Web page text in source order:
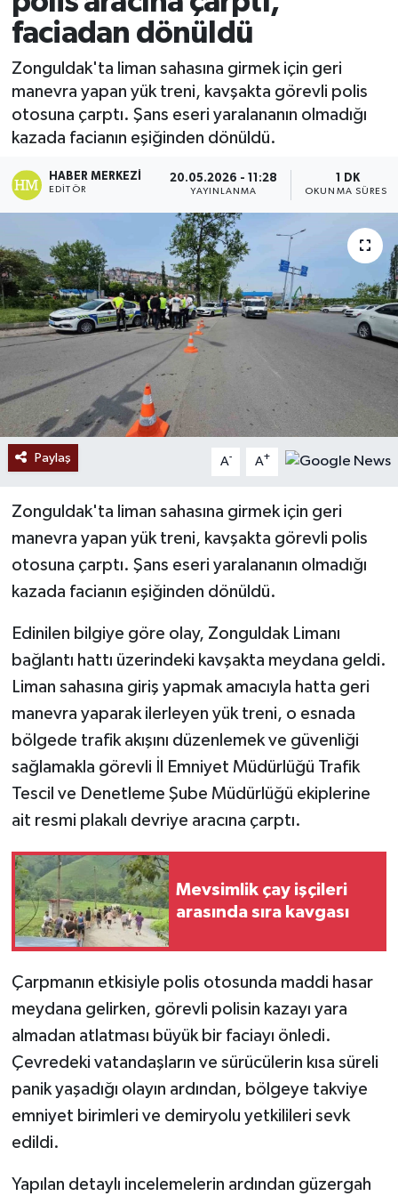
faciadan dönüldü
Zonguldak'ta liman sahasına girmek için geri
manevra yapan yük treni, kavşakta görevli polis
otosuna çarptı. Şans eseri yaralananın olmadığı
kazada facianın eşiğinden dönüldü.
HABER MERKEZI
EDITÖR
20.05.2026 - 11:28
YAYINLANMA
1 DK
OKUNMA SÜRESI
Paylaş A- A+
Zonguldak'ta liman sahasına girmek için geri
manevra yapan yük treni, kavşakta görevli polis
otosuna çarptı. Şans eseri yaralananın olmadığı
kazada facianın eşiğinden dönüldü.
Edinilen bilgiye göre olay, Zonguldak Limanı
bağlantı hattı üzerindeki kavşakta meydana geldi.
Liman sahasına giriş yapmak amacıyla hatta geri
manevra yaparak ilerleyen yük treni, o esnada
bölgede trafik akışını düzenlemek ve güvenliği
sağlamakla görevli İl Emniyet Müdürlüğü Trafik
Tescil ve Denetleme Şube Müdürlüğü ekiplerine
ait resmi plakalı devriye aracına çarptı.
Mevsimlik çay işçileri
arasında sıra kavgası
Çarpmanın etkisiyle polis otosunda maddi hasar
meydana gelirken, görevli polisin kazayı yara
almadan atlatması büyük bir faciayı önledi.
Çevredeki vatandaşların ve sürücülerin kısa süreli
panik yaşadığı olayın ardından, bölgeye takviye
emniyet birimleri ve demiryolu yetkilileri sevk
edildi.
Yapılan detaylı incelemelerin ardından güzergah
Ekonomi
Sağlık
Tokat Haber